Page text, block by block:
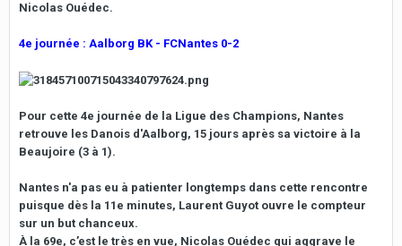
Nicolas Ouédec.
4e journée : Aalborg BK - FCNantes 0-2
Pour cette 4e journée de la Ligue des Champions, Nantes
retrouve les Danois d'Aalborg, 15 jours après sa victoire à la
Beaujoire (3 à 1).
Nantes n'a pas eu à patienter longtemps dans cette rencontre
puisque dès la 11e minutes, Laurent Guyot ouvre le compteur
sur un but chanceux.
À la 69e, c’est le très en vue, Nicolas Ouédec qui aggrave le